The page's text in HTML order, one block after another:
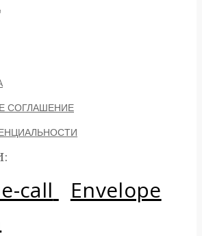
СОГЛАШЕНИЕ
call
Envelope